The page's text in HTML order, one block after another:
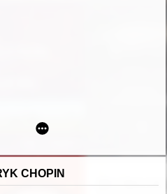
szlacheckich powiatu
CHOPIN